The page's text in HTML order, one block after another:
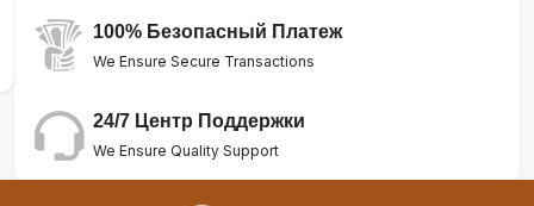
100% Безопасный Платеж
We Ensure Secure Transactions
24/7 Центр Поддержки
We Ensure Quality Support